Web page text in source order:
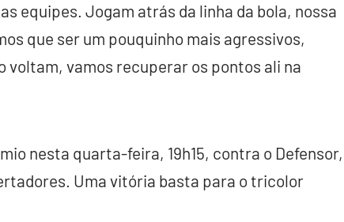
equipes. Jogam atrás da linha da bola, nossa
que ser um pouquinho mais agressivos,
voltam, vamos recuperar os pontos ali na
nesta quarta-feira, 19h15, contra o Defensor,
Uma vitória basta para o tricolor